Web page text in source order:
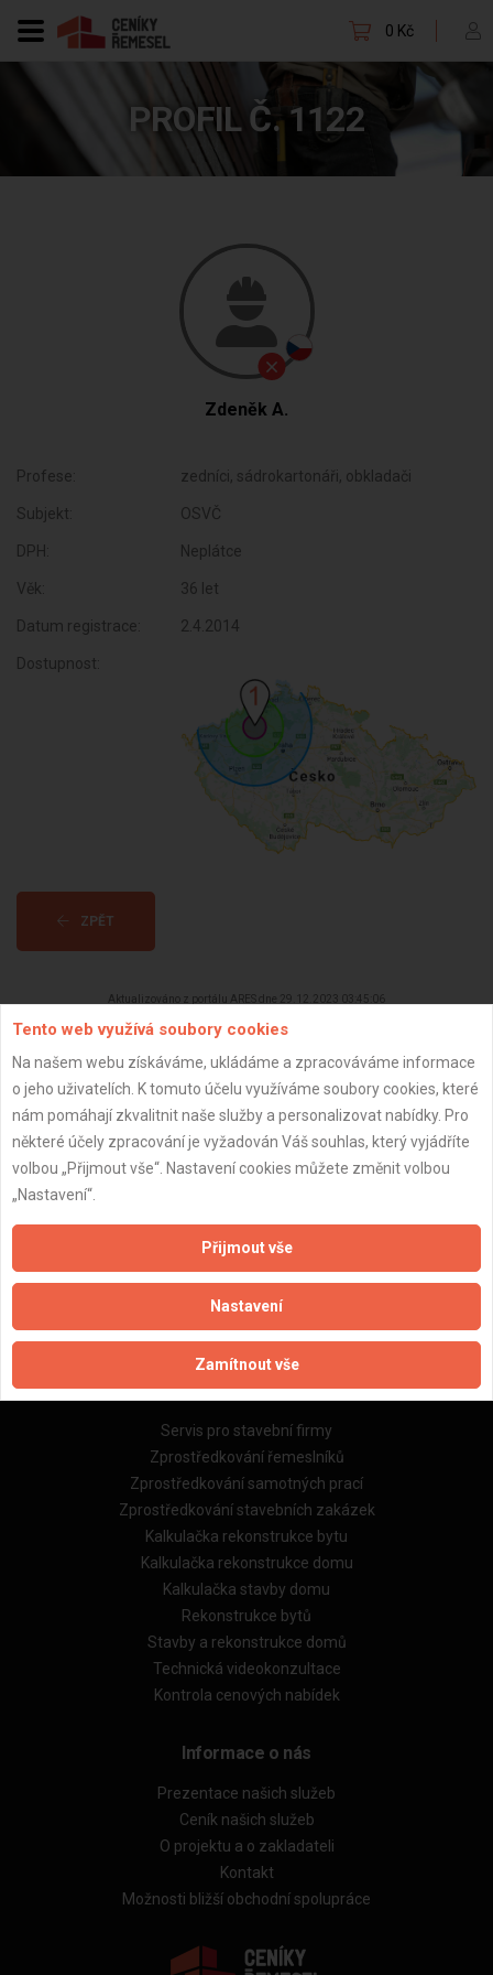
0 Kč
PROFIL Č. 1122
Zdeněk A.
Profese: zedníci, sádrokartonáři, obkladači
Subjekt: OSVČ
DPH: Neplátce
Věk: 36 let
Datum registrace: 2.4.2014
Dostupnost:
ZPĚT
Aktualizováno z portálu ARES dne 29.12.2023 03:45:06
Důležité informace
Naše firmy a řemeslníci
Zásady pro používání souborů cookie
Obchodní podmínky (zprostředkování)
Obchodní podmínky (rozpočtování)
Reference
Naše excelové tabulky online
Naše služby
Servis pro stavební firmy
Zprostředkování řemeslníků
Zprostředkování samotných prací
Zprostředkování stavebních zakázek
Kalkulačka rekonstrukce bytu
Kalkulačka rekonstrukce domu
Kalkulačka stavby domu
Rekonstrukce bytů
Stavby a rekonstrukce domů
Technická videokonzultace
Kontrola cenových nabídek
Informace o nás
Prezentace našich služeb
Ceník našich služeb
O projektu a o zakladateli
Kontakt
Možnosti bližší obchodní spolupráce
Tento web využívá soubory cookies
Na našem webu získáváme, ukládáme a zpracováváme informace
o jeho uživatelích. K tomuto účelu využíváme soubory cookies, které
nám pomáhají zkvalitnit naše služby a personalizovat nabídky. Pro
některé účely zpracování je vyžadován Váš souhlas, který vyjádříte
volbou „Přijmout vše“. Nastavení cookies můžete změnit volbou
„Nastavení“.
Přijmout vše
Nastavení
Zamítnout vše